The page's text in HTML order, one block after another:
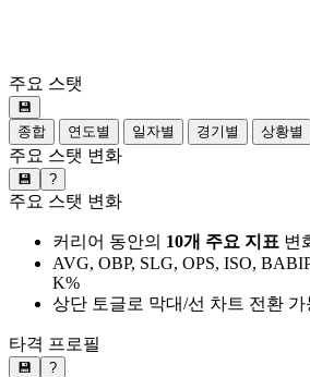
주요 스탯
💾
종합
연도별 일자별 경기별 상황별
주요 스탯 변화
💾 ?
주요 스탯 변화
커리어 동안의 10개 주요 지표 변
AVG, OBP, SLG, OPS, ISO,
K%
상단 토글로 막대/선 차트 전환 가
타격 프로필
💾 ?